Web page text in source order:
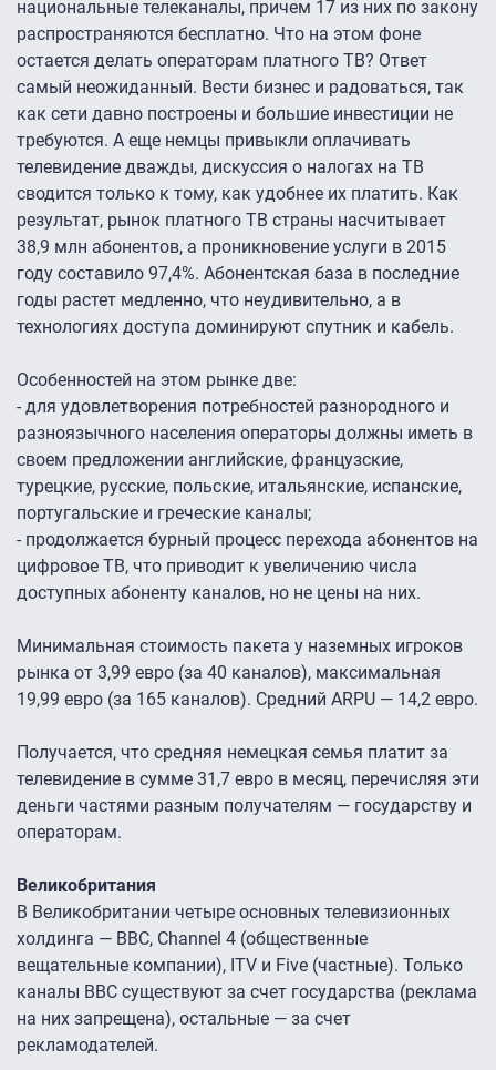
национальные телеканалы, причем 17 из них по закону
распространяются бесплатно. Что на этом фоне
остается делать операторам платного ТВ? Ответ
самый неожиданный. Вести бизнес и радоваться, так
как сети давно построены и большие инвестиции не
требуются. А еще немцы привыкли оплачивать
телевидение дважды, дискуссия о налогах на ТВ
сводится только к тому, как удобнее их платить. Как
результат, рынок платного ТВ страны насчитывает
38,9 млн абонентов, а проникновение услуги в 2015
году составило 97,4%. Абонентская база в последние
годы растет медленно, что неудивительно, а в
технологиях доступа доминируют спутник и кабель.
Особенностей на этом рынке две:
- для удовлетворения потребностей разнородного и
разноязычного населения операторы должны иметь в
своем предложении английские, французские,
турецкие, русские, польские, итальянские, испанские,
португальские и греческие каналы;
- продолжается бурный процесс перехода абонентов на
цифровое ТВ, что приводит к увеличению числа
доступных абоненту каналов, но не цены на них.
Минимальная стоимость пакета у наземных игроков
рынка от 3,99 евро (за 40 каналов), максимальная
19,99 евро (за 165 каналов). Средний ARPU — 14,2 евро.
Получается, что средняя немецкая семья платит за
телевидение в сумме 31,7 евро в месяц, перечисляя эти
деньги частями разным получателям — государству и
операторам.
Великобритания
В Великобритании четыре основных телевизионных
холдинга — ВВС, Channel 4 (общественные
вещательные компании), ITV и Five (частные). Только
каналы ВВС существуют за счет государства (реклама
на них запрещена), остальные — за счет
рекламодателей.